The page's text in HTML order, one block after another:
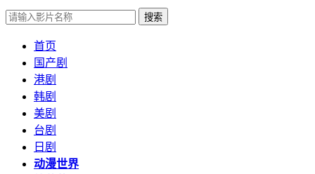
搜索
首页
国产剧
港剧
韩剧
美剧
台剧
日剧
动漫世界